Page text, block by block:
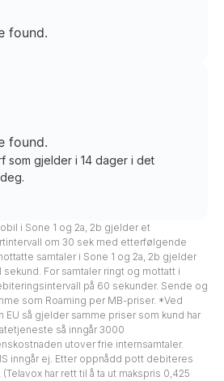
found.
found.
som gjelder i 14 dager i det
i Sone 1 og 2a, 2b gjelder et
om 30 sek med etterfølgende
samtaler i Sone 1 og 2a, 2b gjelder
For samtaler ringt og mottatt i
på 60 sekunder. Sende og
som Roaming per MB-priser. *Ved
EU så gjelder samme priser som kund har
så inngår 3000
utover frie internsamtaler.
inngår ej. Etter oppnådd pott debiteres
har rett til å ta ut makspris 0,425